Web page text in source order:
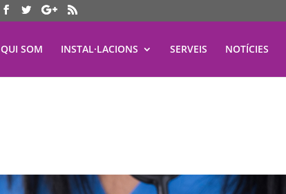
QUI SOM INSTAL·LACIONS SERVEIS NOTÍCIES